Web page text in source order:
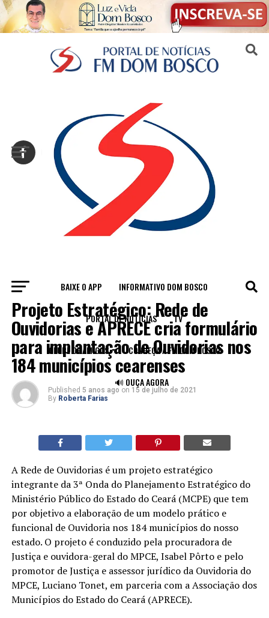
BAIXE O APP INFORMATIVO DOM BOSCO
PORTAL DE NOTÍCIAS TV
CLUBE DE AMIGOS CONHEÇA A FM DOM BOSCO
🔊 OUÇA AGORA
BLOG
Projeto Estratégico: Rede de
Ouvidorias e APRECE cria formulário
para implantação de Ouvidorias nos
184 municípios cearenses
Published 5 anos ago on 15 de julho de 2021
By Roberta Farias
A Rede de Ouvidorias é um projeto estratégico
integrante da 3ª Onda do Planejamento Estratégico do
Ministério Público do Estado do Ceará (MCPE) que tem
por objetivo a elaboração de um modelo prático e
funcional de Ouvidoria nos 184 municípios do nosso
estado. O projeto é conduzido pela procuradora de
Justiça e ouvidora-geral do MPCE, Isabel Pôrto e pelo
promotor de Justiça e assessor jurídico da Ouvidoria do
MPCE, Luciano Tonet, em parceria com a Associação dos
Municípios do Estado do Ceará (APRECE).
Sair da versão mobile